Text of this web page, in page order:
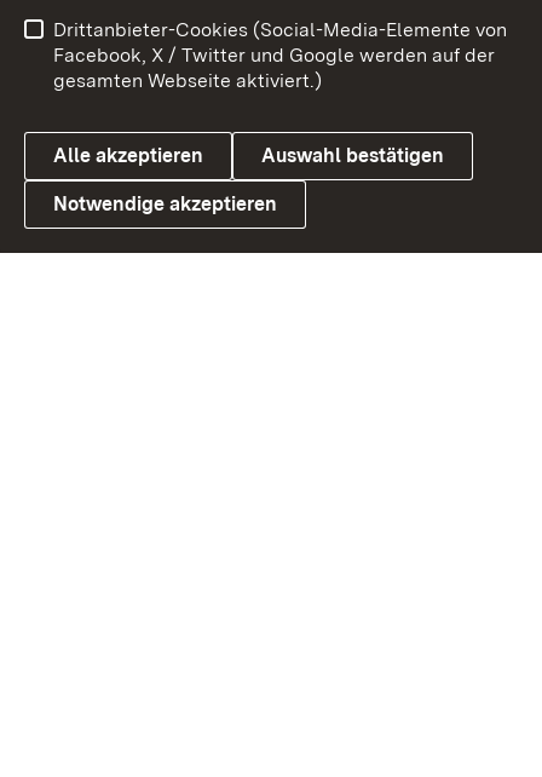
Link zum Landesportal
Benutzungshinweise
Barrierefreiheit
Datenschutz
Cookies
Drittanbieter-Cookies (Social-Media-Elemente von
Facebook, X / Twitter und Google werden auf der
gesamten Webseite aktiviert.)
Alle akzeptieren Auswahl bestätigen
Notwendige akzeptieren